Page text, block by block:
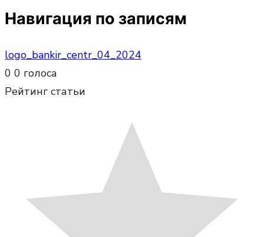
Навигация по записям
logo_bankir_centr_04_2024
0 0 голоса
Рейтинг статьи